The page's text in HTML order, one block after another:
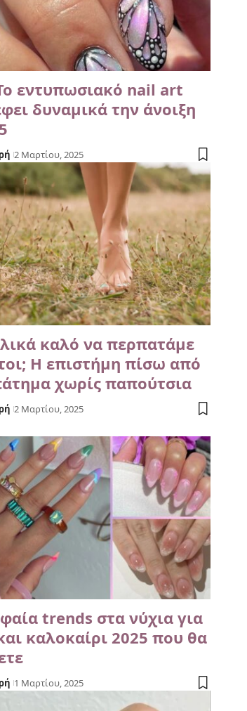
εντυπωσιακό nail art
δυναμικά την άνοιξη
2 Μαρτίου, 2025
καλό να περπατάμε
Η επιστήμη πίσω από
χωρίς παπούτσια
2 Μαρτίου, 2025
trends στα νύχια για
καλοκαίρι 2025 που θα
1 Μαρτίου, 2025